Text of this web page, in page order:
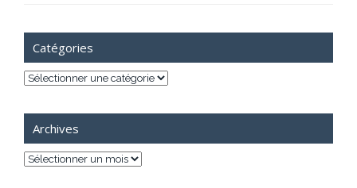
Catégories
Catégories
Archives
Archives